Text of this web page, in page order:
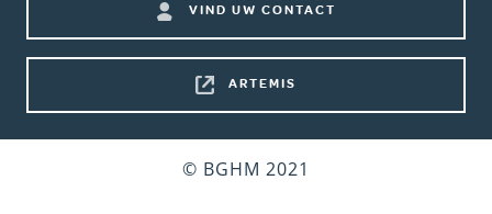
shortcuts
VIND UW CONTACT
ARTEMIS
© BGHM 2021